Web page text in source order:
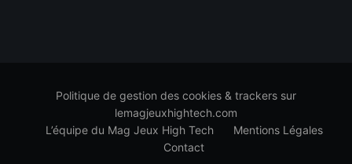
Politique de gestion des cookies & trackers sur
lemagjeuxhightech.com
L’équipe du Mag Jeux High Tech
Mentions Légales
Contact